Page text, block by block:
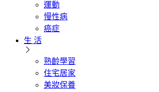
運動
慢性病
癌症
生 活
熟齡學習
住宅居家
美妝保養